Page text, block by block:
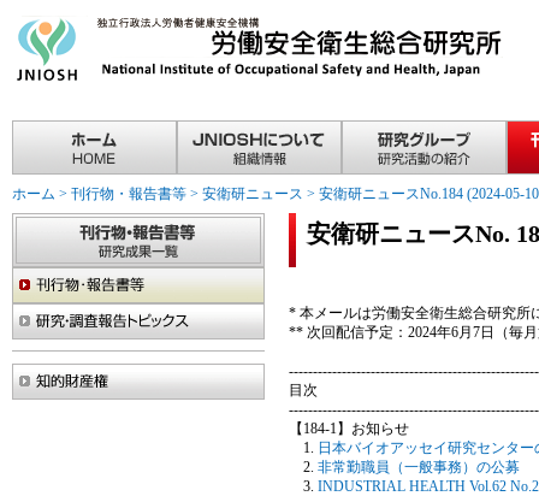
ホーム > 刊行物・報告書等 > 安衛研ニュース > 安衛研ニュースNo.184 (2024-05-
安衛研ニュースNo.
* 本メールは労働安全衛生総合研究所
** 次回配信予定：2024年6月7日（毎
目次
【184-1】お知らせ
日本バイオアッセイ研究センタ
非常勤職員（一般事務）の公募
INDUSTRIAL HEALTH Vol.62